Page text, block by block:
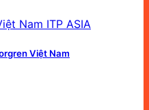
Việt Nam